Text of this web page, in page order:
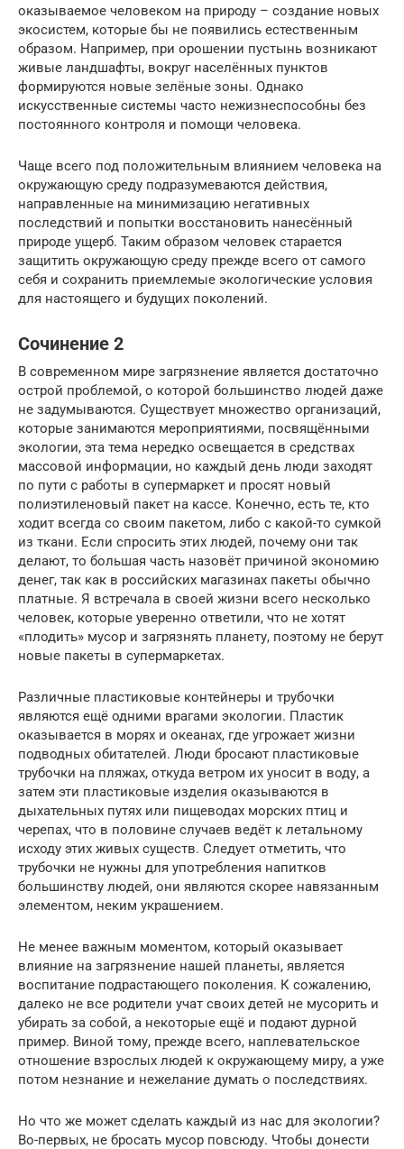
оказываемое человеком на природу – создание новых
экосистем, которые бы не появились естественным
образом. Например, при орошении пустынь возникают
живые ландшафты, вокруг населённых пунктов
формируются новые зелёные зоны. Однако
искусственные системы часто нежизнеспособны без
постоянного контроля и помощи человека.
Чаще всего под положительным влиянием человека на
окружающую среду подразумеваются действия,
направленные на минимизацию негативных
последствий и попытки восстановить нанесённый
природе ущерб. Таким образом человек старается
защитить окружающую среду прежде всего от самого
себя и сохранить приемлемые экологические условия
для настоящего и будущих поколений.
Сочинение 2
В современном мире загрязнение является достаточно
острой проблемой, о которой большинство людей даже
не задумываются. Существует множество организаций,
которые занимаются мероприятиями, посвящёнными
экологии, эта тема нередко освещается в средствах
массовой информации, но каждый день люди заходят
по пути с работы в супермаркет и просят новый
полиэтиленовый пакет на кассе. Конечно, есть те, кто
ходит всегда со своим пакетом, либо с какой-то сумкой
из ткани. Если спросить этих людей, почему они так
делают, то большая часть назовёт причиной экономию
денег, так как в российских магазинах пакеты обычно
платные. Я встречала в своей жизни всего несколько
человек, которые уверенно ответили, что не хотят
«плодить» мусор и загрязнять планету, поэтому не берут
новые пакеты в супермаркетах.
Различные пластиковые контейнеры и трубочки
являются ещё одними врагами экологии. Пластик
оказывается в морях и океанах, где угрожает жизни
подводных обитателей. Люди бросают пластиковые
трубочки на пляжах, откуда ветром их уносит в воду, а
затем эти пластиковые изделия оказываются в
дыхательных путях или пищеводах морских птиц и
черепах, что в половине случаев ведёт к летальному
исходу этих живых существ. Следует отметить, что
трубочки не нужны для употребления напитков
большинству людей, они являются скорее навязанным
элементом, неким украшением.
Не менее важным моментом, который оказывает
влияние на загрязнение нашей планеты, является
воспитание подрастающего поколения. К сожалению,
далеко не все родители учат своих детей не мусорить и
убирать за собой, а некоторые ещё и подают дурной
пример. Виной тому, прежде всего, наплевательское
отношение взрослых людей к окружающему миру, а уже
потом незнание и нежелание думать о последствиях.
Но что же может сделать каждый из нас для экологии?
Во-первых, не бросать мусор повсюду. Чтобы донести